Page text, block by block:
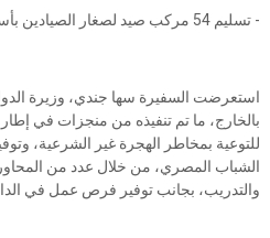
- تسليم 54 مركب صيد لصغار الصيادين بأسوان والدقهلية
استعرضت السفيرة سها جندي، وزيرة
بالخارج، ما تم تنفيذه من منجزات في إطار
للتوعية بمخاطر الهجرة غير الشرعية،
الشباب المصري، من خلال عدد من المحاور
والتدريب، بجانب توفير فرص عمل في